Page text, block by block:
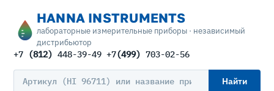
HANNA INSTRUMENTS
лабораторные измерительные приборы · независимый
дистрибьютор
+7 (812) 448-39-49 +7(499) 703-02-56
Найти